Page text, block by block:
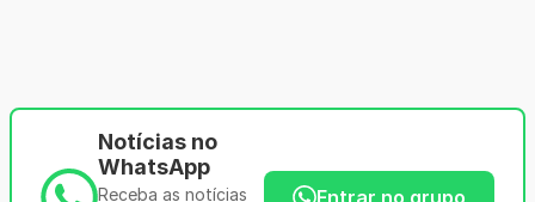
Notícias no
WhatsApp
Receba as notícias